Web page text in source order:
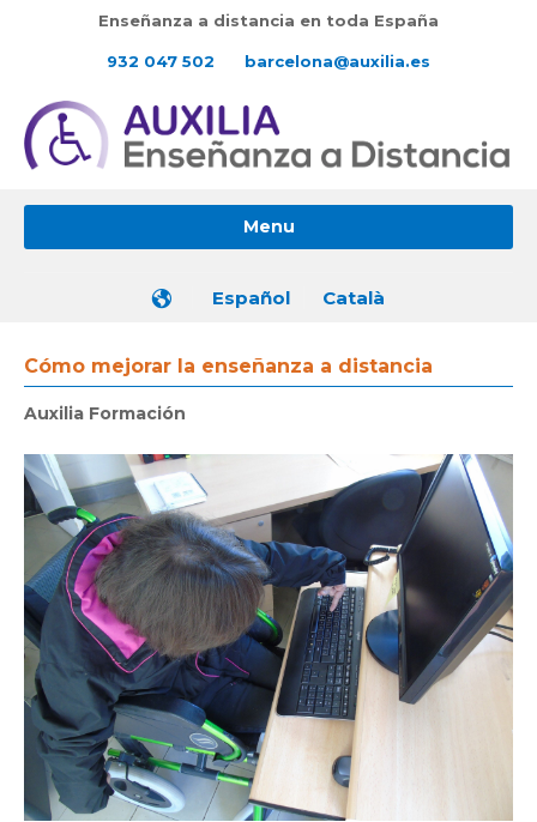
Enseñanza a distancia en toda España
932 047 502 barcelona@auxilia.es
Menu
Español Català
Cómo mejorar la enseñanza a distancia
Auxilia Formación